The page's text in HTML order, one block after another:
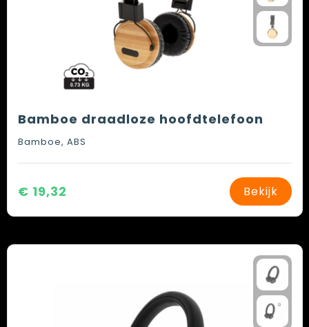
Bamboe draadloze hoofdtelefoon
Bamboe, ABS
€ 19,32 Bekijk